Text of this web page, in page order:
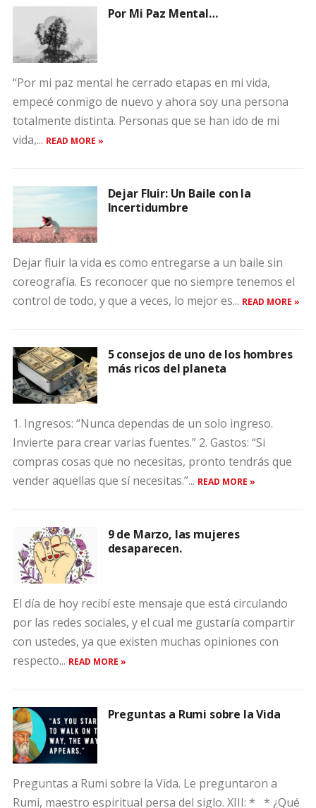
Por Mi Paz Mental…
“Por mi paz mental he cerrado etapas en mi vida,
empecé conmigo de nuevo y ahora soy una persona
totalmente distinta. Personas que se han ido de mi
vida,... READ MORE »
Dejar Fluir: Un Baile con la
Incertidumbre
Dejar fluir la vida es como entregarse a un baile sin
coreografía. Es reconocer que no siempre tenemos el
control de todo, y que a veces, lo mejor es... READ MORE »
5 consejos de uno de los hombres
más ricos del planeta
1. Ingresos: “Nunca dependas de un solo ingreso.
Invierte para crear varias fuentes.” 2. Gastos: “Si
compras cosas que no necesitas, pronto tendrás que
vender aquellas que sí necesitas.”... READ MORE »
9 de Marzo, las mujeres
desaparecen.
El día de hoy recibí este mensaje que está circulando
por las redes sociales, y el cual me gustaría compartir
con ustedes, ya que existen muchas opiniones con
respecto... READ MORE »
Preguntas a Rumi sobre la Vida
Preguntas a Rumi sobre la Vida. Le preguntaron a
Rumi, maestro espiritual persa del siglo. XIII: * * ¿Qué